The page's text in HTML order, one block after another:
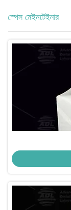
স্পেস মেইনটেইনার